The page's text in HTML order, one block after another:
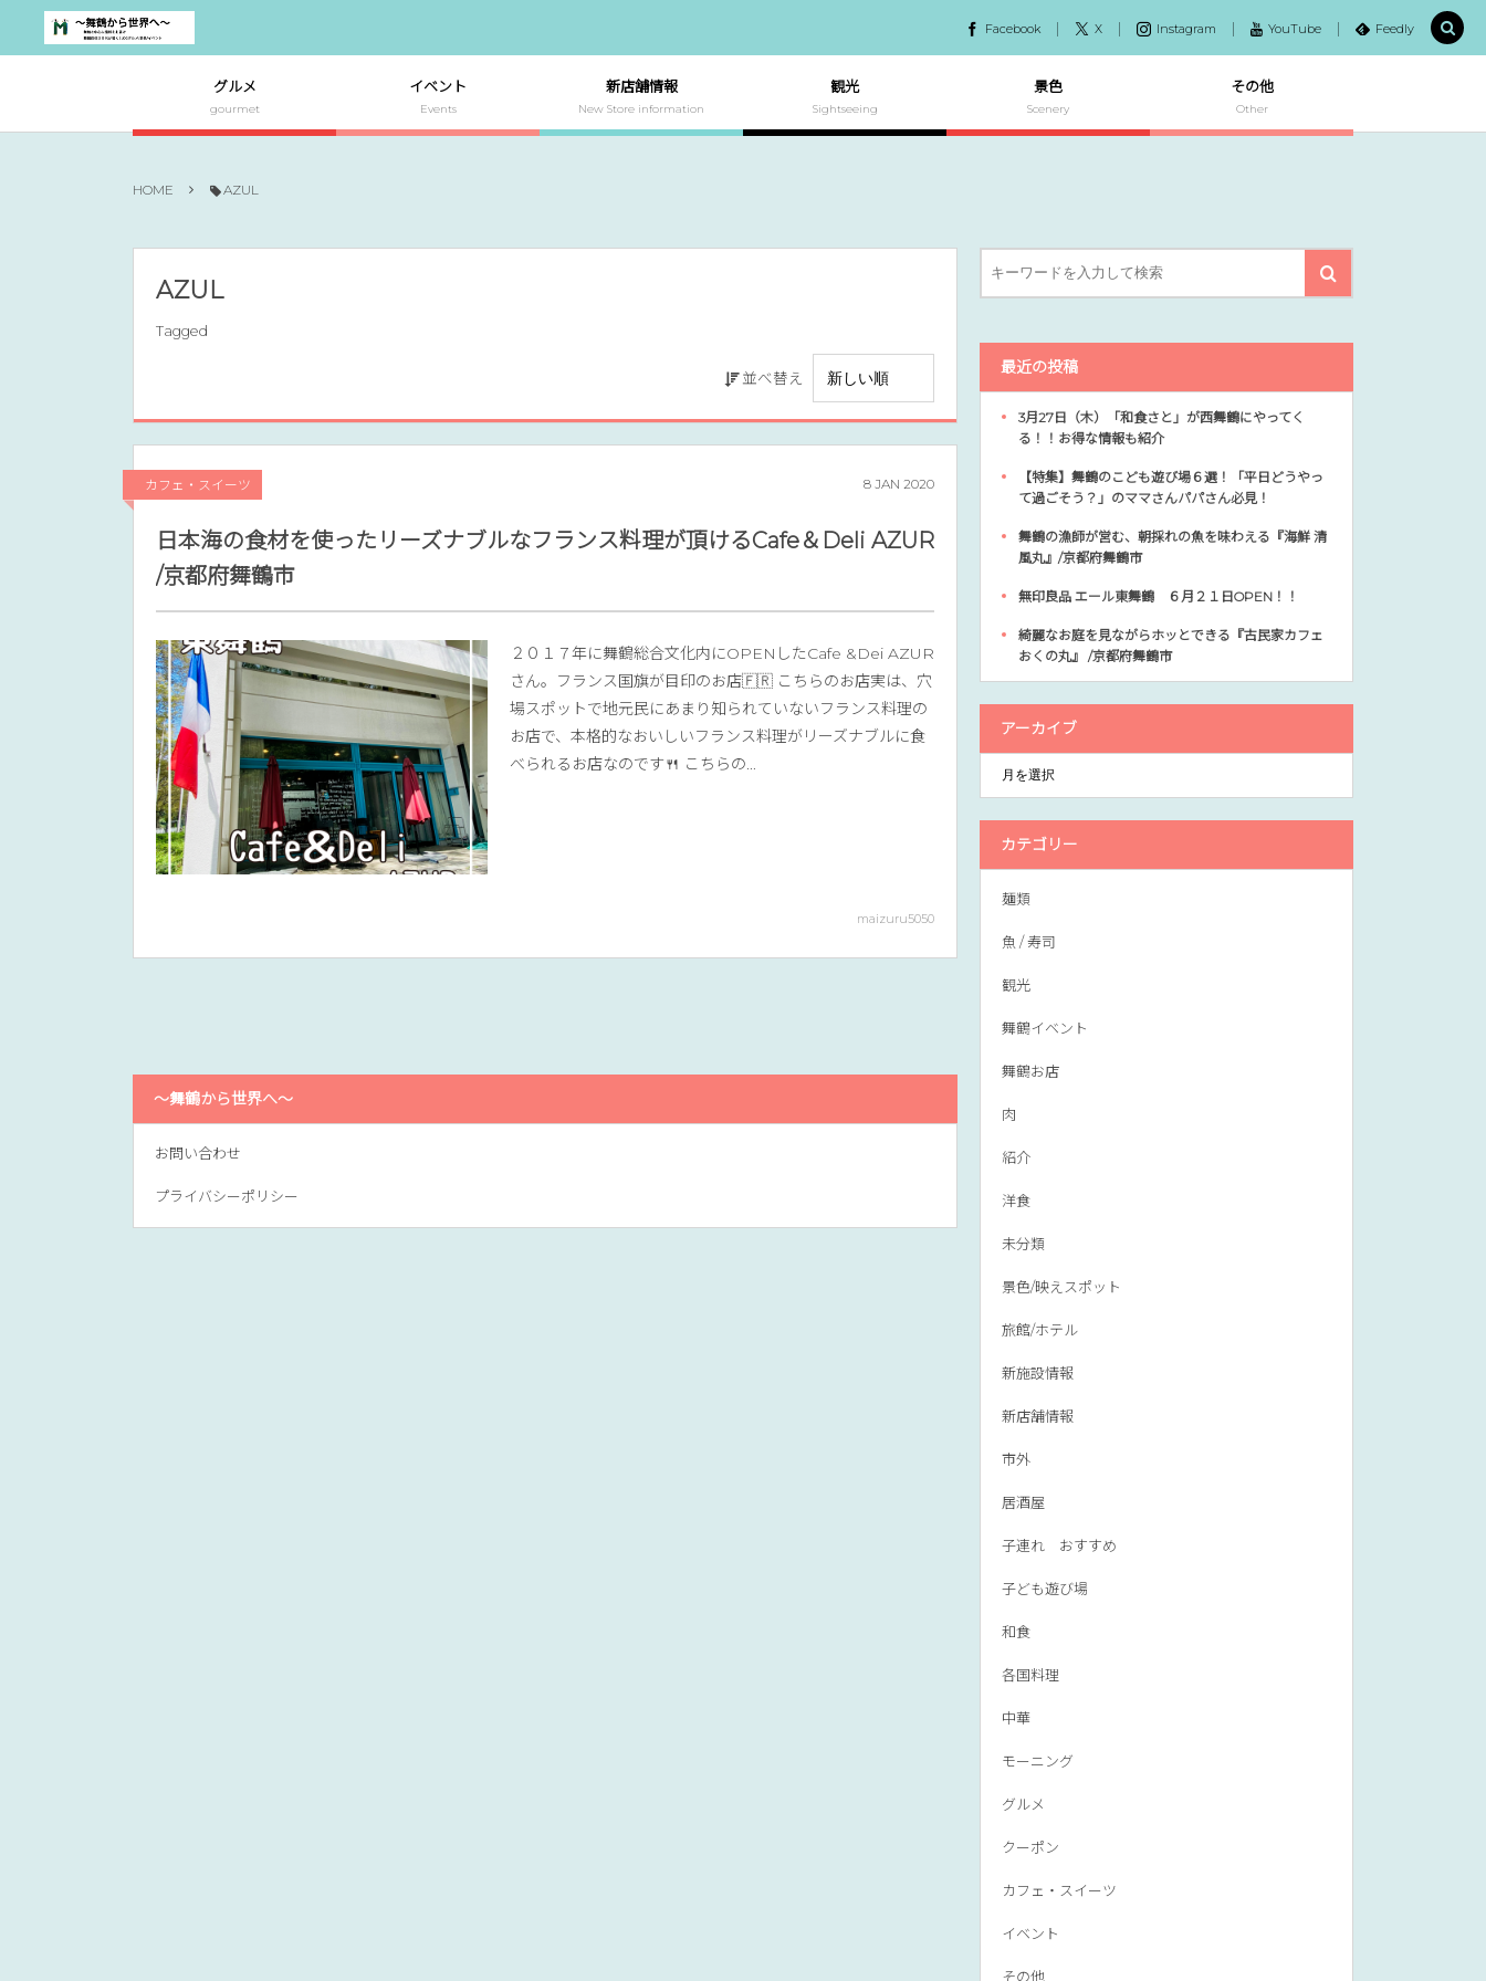
Facebook X Instagram YouTube Feedly
グルメ
gourmet
イベント
Events
新店舗情報
New Store information
観光
Sightseeing
景色
Scenery
その他
Other
HOME AZUL
AZUL
Tagged
並べ替え
カフェ・スイーツ 8 JAN 2020
日本海の食材を使ったリーズナブルなフランス料理が頂けるCafe＆Deli AZUR
/京都府舞鶴市
２０１７年に舞鶴総合文化内にOPENしたCafe &Dei AZUR
さん。フランス国旗が目印のお店🇫🇷 こちらのお店実は、穴
場スポットで地元民にあまり知られていないフランス料理の
お店で、本格的なおいしいフランス料理がリーズナブルに食
べられるお店なのです🍴 こちらの...
maizuru5050
～舞鶴から世界へ～
お問い合わせ
プライバシーポリシー
最近の投稿
3月27日（木）「和食さと」が西舞鶴にやってく
る！！お得な情報も紹介
【特集】舞鶴のこども遊び場６選！「平日どうやっ
て過ごそう？」のママさんパパさん必見！
舞鶴の漁師が営む、朝採れの魚を味わえる『海鮮 清
風丸』/京都府舞鶴市
無印良品 エール東舞鶴 ６月２１日OPEN！！
綺麗なお庭を見ながらホッとできる『古民家カフェ
おくの丸』 /京都府舞鶴市
アーカイブ
カテゴリー
麺類
魚 / 寿司
観光
舞鶴イベント
舞鶴お店
肉
紹介
洋食
未分類
景色/映えスポット
旅館/ホテル
新施設情報
新店舗情報
市外
居酒屋
子連れ おすすめ
子ども遊び場
和食
各国料理
中華
モーニング
グルメ
クーポン
カフェ・スイーツ
イベント
その他